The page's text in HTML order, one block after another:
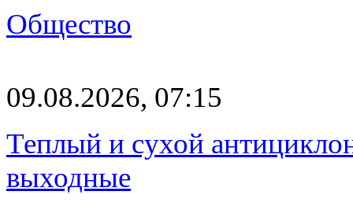
Общество
09.08.2026, 07:15
Теплый и сухой
выходные